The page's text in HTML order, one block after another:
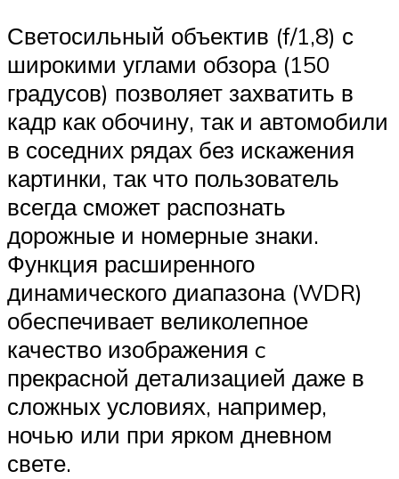
Светосильный объектив (f/1,8) с
широкими углами обзора (150
градусов) позволяет захватить в
кадр как обочину, так и автомобили
в соседних рядах без искажения
картинки, так что пользователь
всегда сможет распознать
дорожные и номерные знаки.
Функция расширенного
динамического диапазона (WDR)
обеспечивает великолепное
качество изображения c
прекрасной детализацией даже в
сложных условиях, например,
ночью или при ярком дневном
свете.